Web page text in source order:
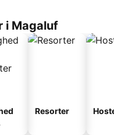
i Magaluf
Resorter